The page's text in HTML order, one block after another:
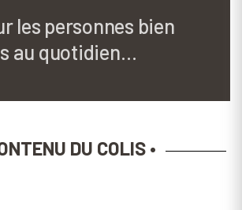
les personnes bien
au quotidien…
DU COLIS •